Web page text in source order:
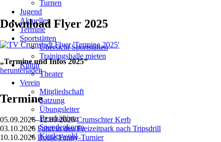
Turnen
Jugend
Aktuelles
Termine
Sportstätten
Übersicht Sportstätten
Trainingshalle mieten
Kultur
Theater
Verein
Mitgliedschaft
Satzung
Übungsleiter
Beschäftigte
Spendenkonto
Kindeswohl
Download Flyer 2025
„Termine und Infos 2025”
herunterladen
Termine
05.09.2026–12.09.2026 Crumschter Kerb
03.10.2026 Fahrt in den Freizeitpark nach Tripsdrill
10.10.2026 Boule-Fanny-Turnier